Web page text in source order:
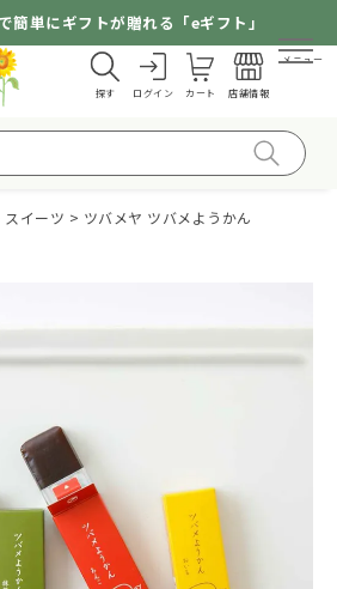
簡単にギフトが贈れる「eギフト」
探す ログイン カート 店舗情報
メニュー
スイーツ ツバメヤ ツバメようかん